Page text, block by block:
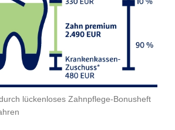
lückenloses Zahnpflege-Bonusheft